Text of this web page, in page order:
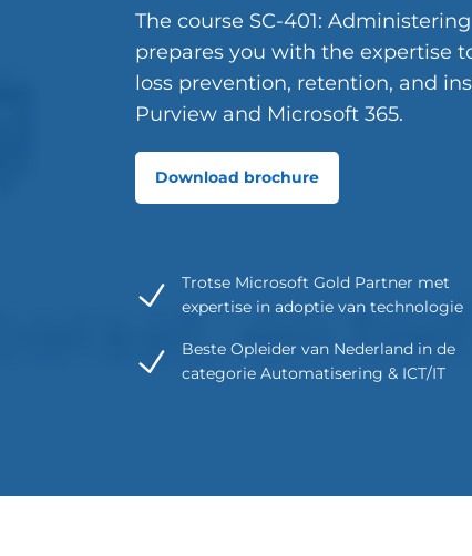
The course SC-401:
prepares you with the expertise
loss prevention, retention, and
Purview and Microsoft 365.
Download brochure
Trotse Microsoft Gold Partner met
expertise in adoptie van technologie
Beste Opleider van Nederland in de
categorie Automatisering & ICT/IT